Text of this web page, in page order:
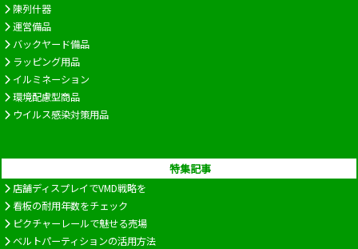
陳列什器
運営備品
バックヤード備品
ラッピング用品
イルミネーション
環境配慮型商品
ウイルス感染対策用品
特集記事
店舗ディスプレイでVMD戦略を
看板の耐用年数をチェック
ピクチャーレールで魅せる売場
ベルトパーティションの活用方法